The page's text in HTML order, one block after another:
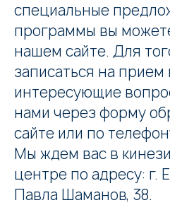
специальные
программы вы
нашем сайте. Для
записаться на прием
интересующие
нами через форму
сайте или по
Мы ждем вас в
центре по адресу: г.
Павла Шаманов, 38.